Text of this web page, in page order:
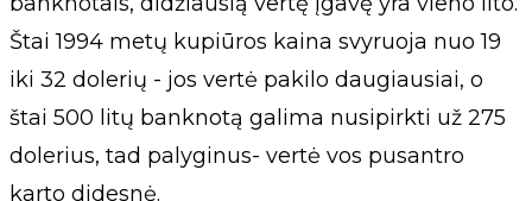
Štai 1994 metų kupiūros kaina svyruoja nuo 19
iki 32 dolerių - jos vertė pakilo daugiausiai, o
štai 500 litų banknotą galima nusipirkti už 275
dolerius, tad palyginus- vertė vos pusantro
karto didesnė.